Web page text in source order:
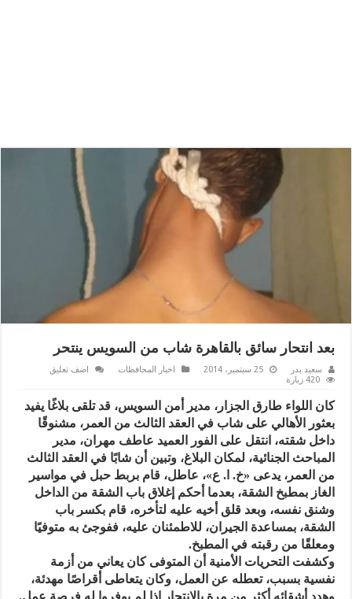
بعد انتحار سائق بالقاهرة شاب من السويس ينتحر
سعيد بدر 25 سبتمبر، 2014 اخبار المحافظات
اضف تعليق
420 زيارة
كان اللواء طارق الجزار، مدير أمن السويس، قد تلقى بلاغًا يفيد
بعثور الأهالي على شاب في العقد الثالث من العمر، مشنوقًا
داخل شقته، انتقل على الفور العميد عاطف مهران، مدير
المباحث الجنائية، لمكان البلاغ، وتبين أن شابًا في العقد الثالث
من العمر، يدعى «خ. ا. ع»، عاطل، قام بربط حبل في مواسير
الغاز بمطبخ الشقة، بعدما أحكم إغلاق باب الشقة من الداخل
وشنق نفسه، وبعد قلق أخيه عليه لتأخره، قام بكسر باب
الشقة، بمساعدة الجيران، للاطمئنان عليه، ففوجئ به متوفيًا
ومعلقًا من رقبته في المطبخ.
وكشفت التحريات الأمنية أن المتوفى كان يعاني من أزمة
نفسية بسبب، تعطله عن العمل، وكان يتعاطى أقراصًا مهدئة،
وهدد أشقائه أكثر من مرة بالانتحار إذا لم يوفروا له فرصة عمل.